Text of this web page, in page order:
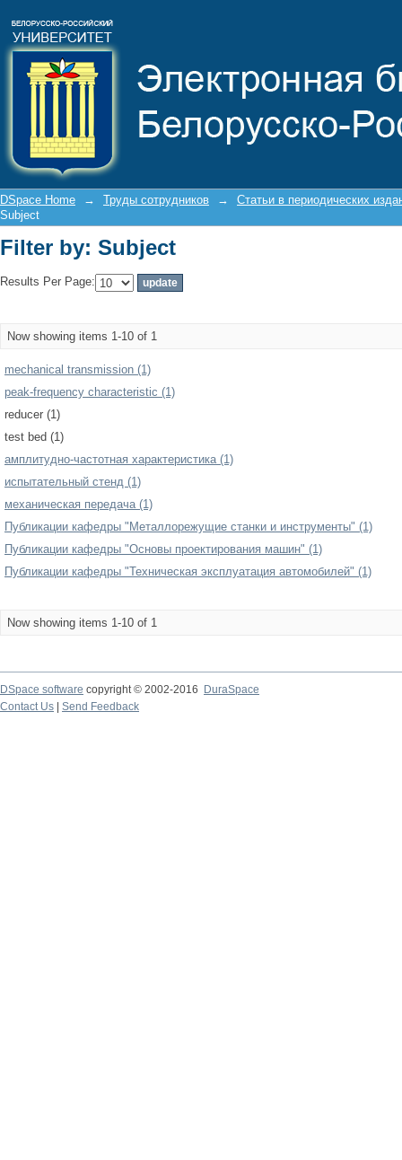
DSpace Home → Труды сотрудников →
Статьи в периодических
Subject
Filter by: Subject
Results Per Page:
Now showing items 1-10 of 1
mechanical transmission (1)
peak-frequency characteristic (1)
reducer (1)
test bed (1)
амплитудно-частотная характеристика (1)
испытательный стенд (1)
механическая передача (1)
Публикации кафедры "Металлорежущие станки и инструменты" (1)
Публикации кафедры "Основы проектирования машин" (1)
Публикации кафедры "Техническая эксплуатация автомобилей" (1)
Now showing items 1-10 of 1
DSpace software copyright © 2002-2016
DuraSpace
Contact Us
Send Feedback